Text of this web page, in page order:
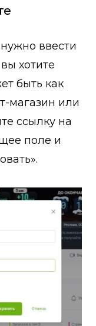
ввести
хотите
быть как
магазин или
ссылку на
поле и